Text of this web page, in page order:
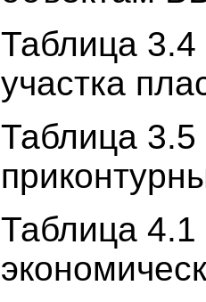
Таблица 3.4
участка
Таблица
Таблица